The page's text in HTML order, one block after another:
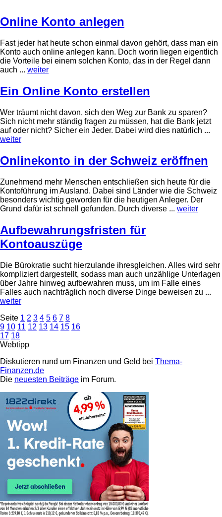
Online Konto anlegen
Fast jeder hat heute schon einmal davon gehört, dass man ein
Konto auch online anlegen kann. Doch worin liegen eigentlich
die Vorteile bei einem solchen Konto, das in der Regel dann
auch ... weiter
Ein Online Konto erstellen
Wer träumt nicht davon, sich den Weg zur Bank zu sparen?
Sich nicht mehr ständig fragen zu müssen, hat die Bank jetzt
auf oder nicht? Sicher ein Jeder. Dabei wird dies natürlich ...
weiter
Onlinekonto in der Schweiz eröffnen
Zunehmend mehr Menschen entschließen sich heute für die
Kontoführung im Ausland. Dabei sind Länder wie die Schweiz
besonders wichtig geworden für die heutigen Anleger. Der
Grund dafür ist schnell gefunden. Durch diverse ... weiter
Aufbewahrungsfristen für
Kontoauszüge
Die Bürokratie sucht hierzulande ihresgleichen. Alles wird sehr
kompliziert dargestellt, sodass man auch unzählige Unterlagen
über Jahre hinweg aufbewahren muss, um im Falle eines
Falles auch nachträglich noch diverse Dinge beweisen zu ...
weiter
Seite 1 2 3 4 5 6 7 8
9 10 11 12 13 14 15 16
17 18
Webtipp
Diskutieren rund um Finanzen und Geld bei Thema-
Finanzen.de
Die neuesten Beiträge im Forum.